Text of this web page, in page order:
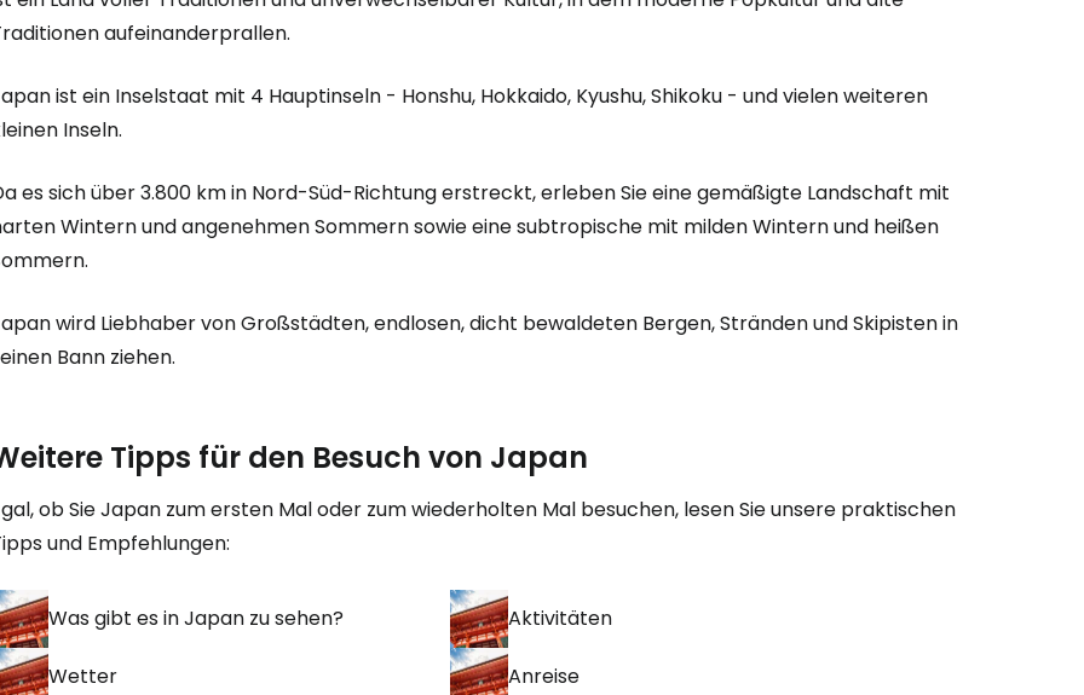
aufeinanderprallen.
ist ein Inselstaat mit 4 Hauptinseln - Honshu, Hokkaido, Kyushu, Shikoku - und vielen weiteren
Inseln.
es sich über 3.800 km in Nord-Süd-Richtung erstreckt, erleben Sie eine gemäßigte Landschaft mit
Wintern und angenehmen Sommern sowie eine subtropische mit milden Wintern und heißen
wird Liebhaber von Großstädten, endlosen, dicht bewaldeten Bergen, Stränden und Skipisten in
Bann ziehen.
Tipps für den Besuch von Japan
ob Sie Japan zum ersten Mal oder zum wiederholten Mal besuchen, lesen Sie unsere praktischen
und Empfehlungen:
Was gibt es in Japan zu sehen? Aktivitäten
Wetter Anreise
Anmeldung bei Cestee
... die weltweite Reise-Community